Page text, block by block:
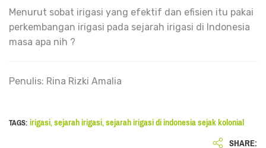
Menurut sobat irigasi yang efektif dan efisien itu pakai
perkembangan irigasi pada sejarah irigasi di Indonesia
masa apa nih ?
Penulis: Rina Rizki Amalia
TAGS:irigasi,sejarah irigasi,sejarah irigasi di indonesia sejak kolonial
SHARE: